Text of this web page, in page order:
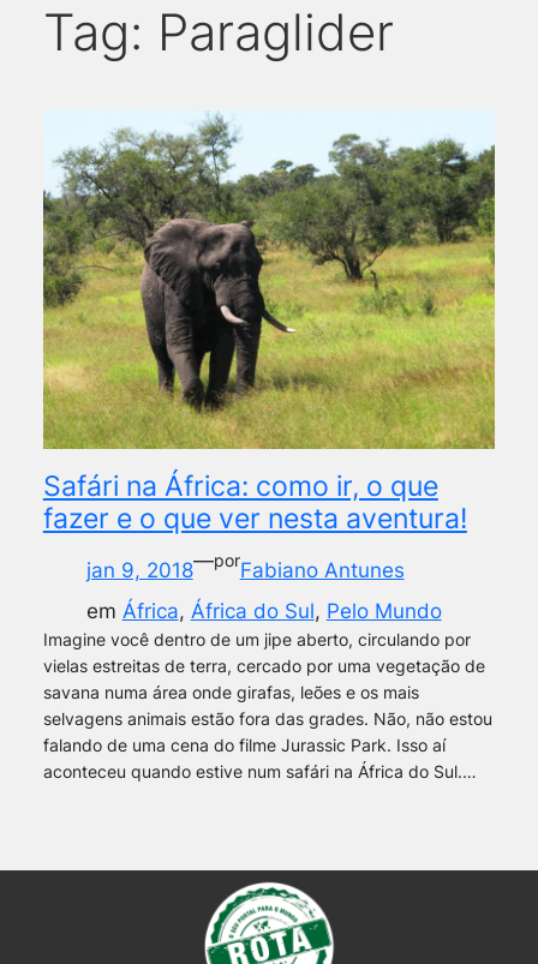
Tag: Paraglider
Safári na África: como ir, o que
fazer e o que ver nesta aventura!
jan 9, 2018—porFabiano Antunes
em África, África do Sul, Pelo Mundo
Imagine você dentro de um jipe aberto, circulando por
vielas estreitas de terra, cercado por uma vegetação de
savana numa área onde girafas, leões e os mais
selvagens animais estão fora das grades. Não, não estou
falando de uma cena do filme Jurassic Park. Isso aí
aconteceu quando estive num safári na África do Sul.…